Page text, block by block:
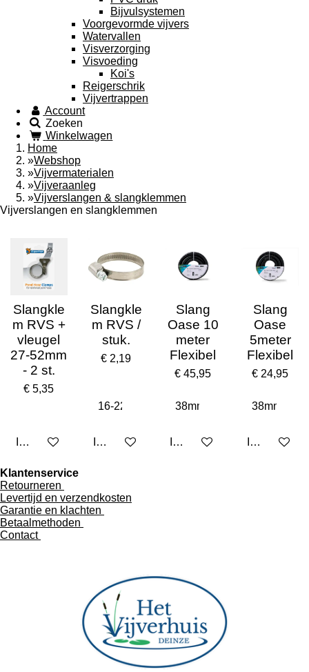
Bijvulsystemen
Voorgevormde vijvers
Watervallen
Visverzorging
Visvoeding
Koi's
Reigerschrik
Vijvertrappen
Account
Zoeken
Winkelwagen
Home
»Webshop
»Vijvermaterialen
»Vijveraanleg
»Vijverslangen & slangklemmen
Vijverslangen en slangklemmen
Slangkle
m RVS +
vleugel
27-52mm
- 2 st.
€ 5,35
In winkelwagen
Slangkle
m RVS /
stuk.
€ 2,19
In winkelwagen
Slang
Oase 10
meter
Flexibel
€ 45,95
In winkelwagen
Slang
Oase
5meter
Flexibel
€ 24,95
In
Klantenservice
Retourneren
Levertijd en verzendkosten
Garantie en klachten
Betaalmethoden
Contact